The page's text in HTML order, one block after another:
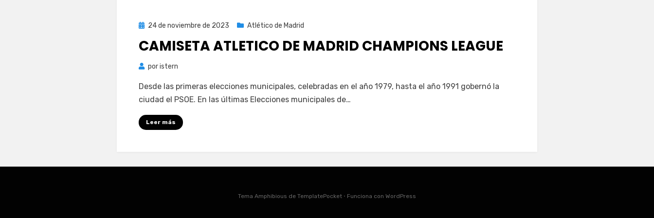
Publicada
24 de noviembre de 2023 Atlético de Madrid
CAMISETA ATLETICO DE MADRID CHAMPIONS LEAGUE
poristern
Desde las primeras elecciones municipales, celebradas en el año 1979, hasta el año 1991 gobernó la
ciudad el PSOE. En las últimas Elecciones municipales de…
Leer más
Tema Amphibious de TemplatePocket ⋅ Funciona con WordPress